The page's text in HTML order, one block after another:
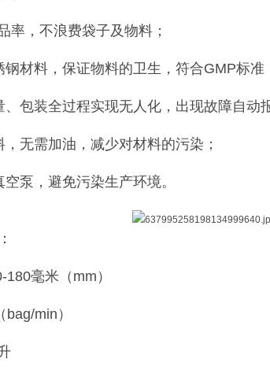
率，不浪费袋子及物料；
材料，保证物料的卫生，符合GMP标准
包装全过程实现无人化，出现故障自动
无需加油，减少对材料的污染；
泵，避免污染生产环境。
毫米（mm）
min）